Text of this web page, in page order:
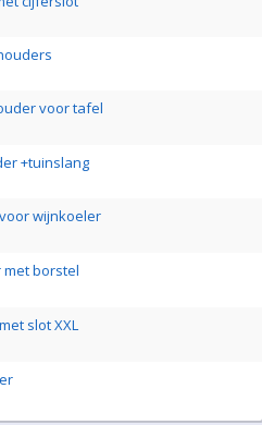
voor tafel
+tuinslang
wijnkoeler
borstel
slot XXL